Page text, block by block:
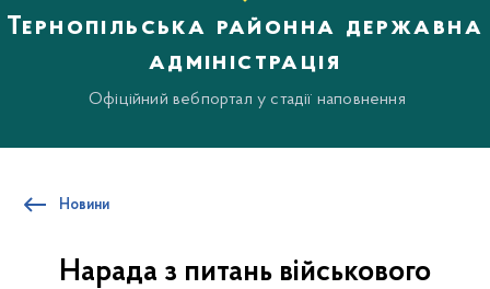
Тернопільська районна державна
адміністрація
Офіційний вебпортал у стадії наповнення
Новини
Нарада з питань військового